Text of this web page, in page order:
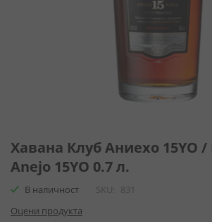
към
началото
на
галерия
снимки
Хавана Клуб Аниехо 15YO /
Anejo 15YO 0.7 л.
В наличност SKU
831
Оцени продукта